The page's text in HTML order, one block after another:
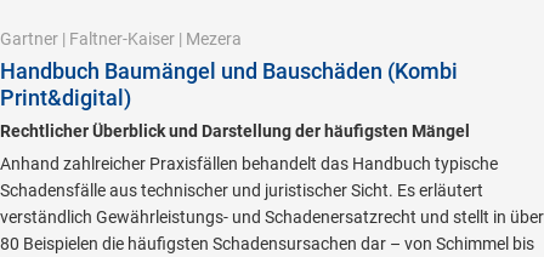
Gartner | Faltner-Kaiser | Mezera
Handbuch Baumängel und Bauschäden (Kombi
Print&digital)
Rechtlicher Überblick und Darstellung der häufigsten Mängel
Anhand zahlreicher Praxisfällen behandelt das Handbuch typische
Schadensfälle aus technischer und juristischer Sicht. Es erläutert
verständlich Gewährleistungs- und Schadenersatzrecht und stellt in über
80 Beispielen die häufigsten Schadensursachen dar – von Schimmel bis